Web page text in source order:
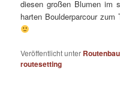
diesen großen Blumen im
harten Boulderparcour
Veröffentlicht unter Routenbau
routesetting